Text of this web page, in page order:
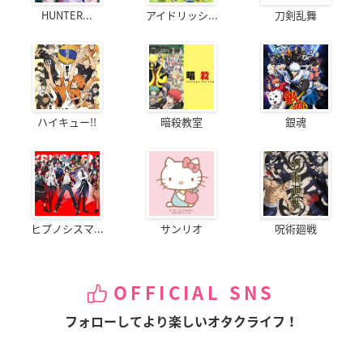
HUNTER... アイドリッシ... 刀剣乱舞
ハイキュー!! 暗殺教室 銀魂
ヒプノシスマ... サンリオ 呪術廻戦
OFFICIAL SNS
フォローしてより楽しいオタクライフ！